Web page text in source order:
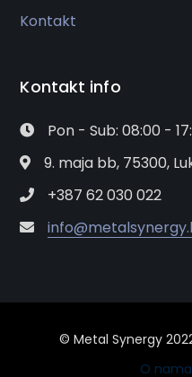
Kontakt
Kontakt info
Pon - Sub: 08:00 -
9. maja bb, 75300,
+387 62 030 022
© Metal Synergy
O nama